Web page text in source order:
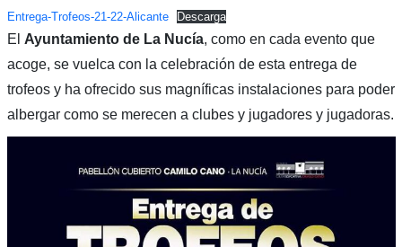
Entrega-Trofeos-21-22-Alicante Descarga
El Ayuntamiento de La Nucía, como en cada evento que
acoge, se vuelca con la celebración de esta entrega de
trofeos y ha ofrecido sus magníficas instalaciones para poder
albergar como se merecen a clubes y jugadores y jugadoras.